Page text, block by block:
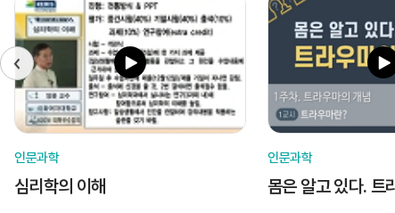
인문과학
심리학의 이해
인문과학
몸은 알고 있다. 트